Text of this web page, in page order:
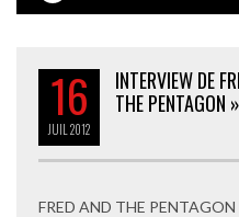
16
JUIL 2012
INTERVIEW DE
THE PENTAGON »
FRED AND THE